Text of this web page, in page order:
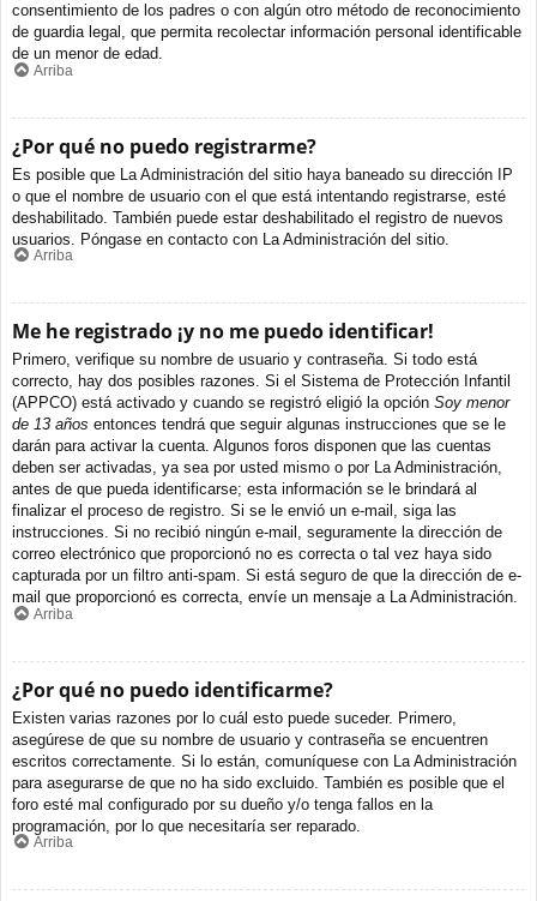
consentimiento de los padres o con algún otro método de reconocimiento
de guardia legal, que permita recolectar información personal identificable
de un menor de edad.
Arriba
¿Por qué no puedo registrarme?
Es posible que La Administración del sitio haya baneado su dirección IP
o que el nombre de usuario con el que está intentando registrarse, esté
deshabilitado. También puede estar deshabilitado el registro de nuevos
usuarios. Póngase en contacto con La Administración del sitio.
Arriba
Me he registrado ¡y no me puedo identificar!
Primero, verifique su nombre de usuario y contraseña. Si todo está
correcto, hay dos posibles razones. Si el Sistema de Protección Infantil
(APPCO) está activado y cuando se registró eligió la opción Soy menor
de 13 años entonces tendrá que seguir algunas instrucciones que se le
darán para activar la cuenta. Algunos foros disponen que las cuentas
deben ser activadas, ya sea por usted mismo o por La Administración,
antes de que pueda identificarse; esta información se le brindará al
finalizar el proceso de registro. Si se le envió un e-mail, siga las
instrucciones. Si no recibió ningún e-mail, seguramente la dirección de
correo electrónico que proporcionó no es correcta o tal vez haya sido
capturada por un filtro anti-spam. Si está seguro de que la dirección de e-
mail que proporcionó es correcta, envíe un mensaje a La Administración.
Arriba
¿Por qué no puedo identificarme?
Existen varias razones por lo cuál esto puede suceder. Primero,
asegúrese de que su nombre de usuario y contraseña se encuentren
escritos correctamente. Si lo están, comuníquese con La Administración
para asegurarse de que no ha sido excluido. También es posible que el
foro esté mal configurado por su dueño y/o tenga fallos en la
programación, por lo que necesitaría ser reparado.
Arriba